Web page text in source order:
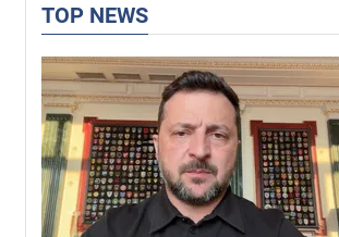
TOP NEWS